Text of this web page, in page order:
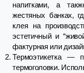
напитками, а
жестяных банках,
клея на
эстетичный и
фактурная или
Термоэтикетка —
термоголовки.